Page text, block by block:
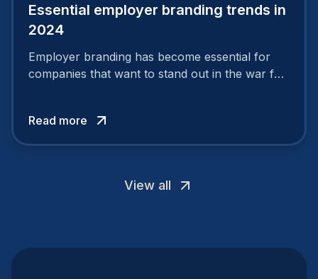
Essential employer branding trends in
2024
Employer branding has become essential for
companies that want to stand out in the war for
attract the best profiles.
Read more
View all